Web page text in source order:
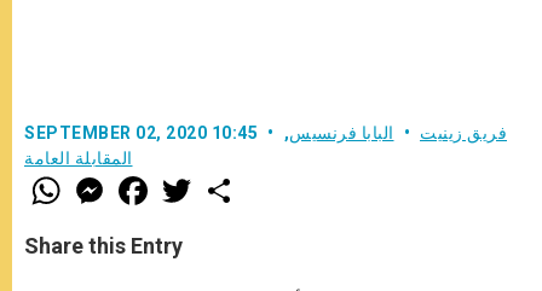
SEPTEMBER 02, 2020 10:45 فريق زينيت البابا فرنسيس,
المقابلة العامة
W
h
t
s
M
e
s
e
F
a
e
b
w
Share this Entry